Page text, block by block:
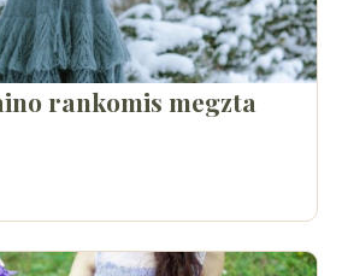
rankomis megzta